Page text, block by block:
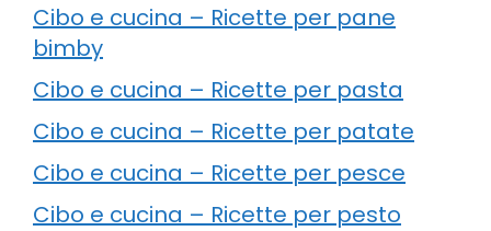
Cibo e cucina – Ricette per pane
bimby
Cibo e cucina – Ricette per pasta
Cibo e cucina – Ricette per patate
Cibo e cucina – Ricette per pesce
Cibo e cucina – Ricette per pesto